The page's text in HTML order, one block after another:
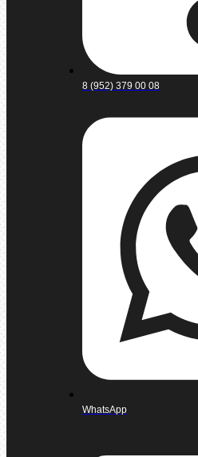
8 (952) 379 00 08
WhatsApp